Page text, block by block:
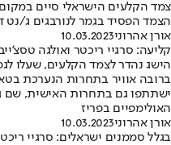
צמד הקלעים הישראלי סיים
הצמד הפסיד בגמר לנורבגים ג/נט
אורן אהרוני10.03.2023
קליעה: סרגיי ריכטר ואולגה
הישג נהדר לצמד הקלעים, שעלו
ברובה אוויר בתחרות הנערכת
ישתתפו גם בתחרות האישית, שם
האולימפיים בפריז
אורן אהרוני10.03.2023
בגלל סממנים ישראלים: סרגיי